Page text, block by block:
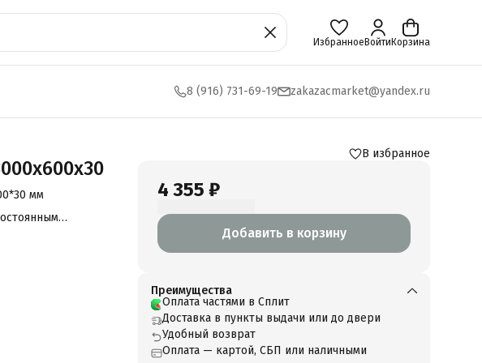
Избранное Войти Корзина
8 (916) 731-69-19 zakazacmarket@yandex.ru
мм
выходит за
материал
решений.
В избранное
4 355 ₽
Добавить в корзину
Преимущества
Оплата частями в Сплит
Доставка в пункты выдачи или до двери
Удобный возврат
Оплата — картой, СБП или наличными